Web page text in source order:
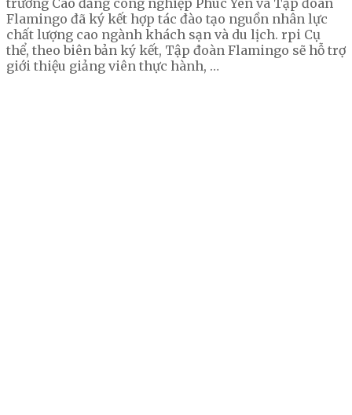
trường Cao đẳng công nghiệp Phúc Yên và Tập đoàn
Flamingo đã ký kết hợp tác đào tạo nguồn nhân lực
chất lượng cao ngành khách sạn và du lịch. rpi Cụ
thể, theo biên bản ký kết, Tập đoàn Flamingo sẽ hỗ trợ
giới thiệu giảng viên thực hành, …